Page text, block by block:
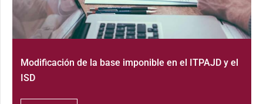
Modificación de la base imponible en el ITPAJD y el
ISD